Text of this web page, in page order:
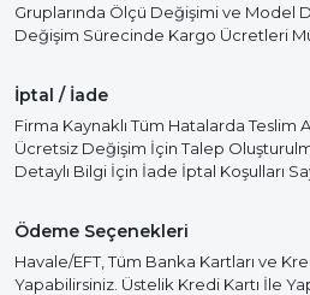
Gruplarında Ölçü Değişimi ve Model
Değişim Sürecinde Kargo Ücretleri
İptal / İade
Firma Kaynaklı Tüm Hatalarda Teslim
Ücretsiz Değişim İçin Talep
Detaylı Bilgi İçin İade İptal Koşulları
Ödeme Seçenekleri
Havale/EFT, Tüm Banka Kartları ve
Yapabilirsiniz. Üstelik Kredi Kartı İle